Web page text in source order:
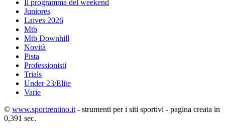
Il programma del weekend
Juniores
Laives 2026
Mtb
Mtb Downhill
Novità
Pista
Professionisti
Trials
Under 23/Elite
Varie
© www.sportrentino.it- strumenti per i siti sportivi - pagina creata in
0,391 sec.